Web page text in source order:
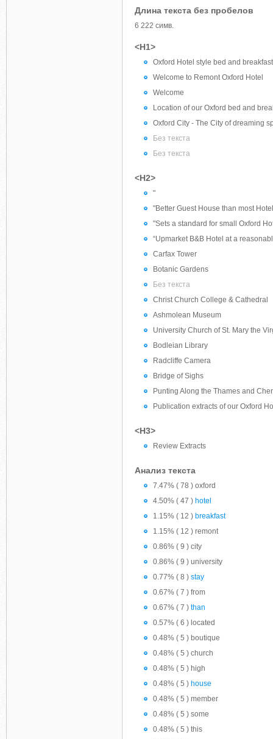
Длина текста без пробелов
6 222 симв.
<H1>
Oxford Hotel style bed and
Welcome to Remont Oxford Hotel
Welcome
Location of our Oxford bed and
Oxford City - The City of dreaming
Без текста
Без текста
<H2>
"
"Better Guest House than most
"Sets a standard for small Oxford
“Upmarket B&B Hotel at a
Carfax Tower
Botanic Gardens
Без текста
Christ Church College & Cathedral
Ashmolean Museum
University Church of St. Mary the
Bodleian Library
Radcliffe Camera
Bridge of Sighs
Punting Along the Thames and
Publication extracts of our Oxford
<H3>
Review Extracts
Анализ текста
7.47% ( 78 ) oxford
4.50% ( 47 ) hotel
1.15% ( 12 ) breakfast
1.15% ( 12 ) remont
0.86% ( 9 ) city
0.86% ( 9 ) university
0.77% ( 8 ) stay
0.67% ( 7 ) from
0.67% ( 7 ) than
0.57% ( 6 ) located
0.48% ( 5 ) boutique
0.48% ( 5 ) church
0.48% ( 5 ) high
0.48% ( 5 ) house
0.48% ( 5 ) member
0.48% ( 5 ) some
0.48% ( 5 ) this